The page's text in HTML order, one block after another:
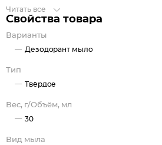
Читать все
Свойства товара
Варианты
Дезодорант мыло
Тип
Твёрдое
Вес, г/Объём, мл
30
Вид мыла